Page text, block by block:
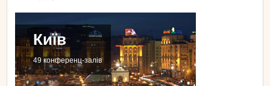
Київ
49 конференц-залів